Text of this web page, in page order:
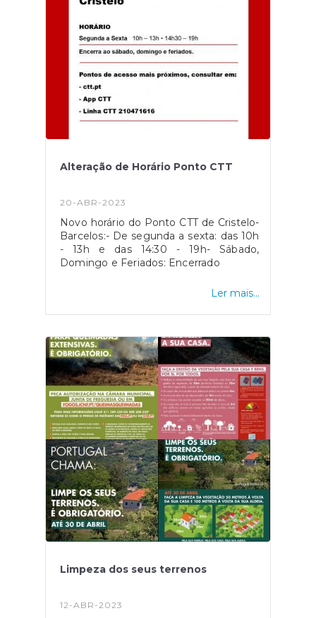
Alteração de Horário Ponto CTT
20-ABR-2023
Novo horário do Ponto CTT de Cristelo-
Barcelos:- De segunda a sexta: das 10h
- 13h e das 14:30 - 19h- Sábado,
Domingo e Feriados: Encerrado
Ler mais...
Limpeza dos seus terrenos
12-ABR-2023